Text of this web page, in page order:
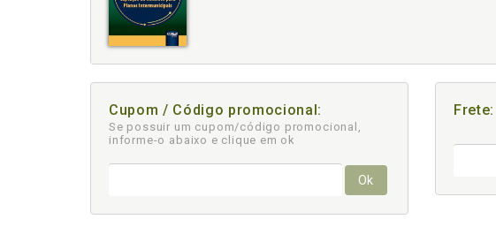
Cupom / Código promocional:
Se possuir um cupom/código promocional,
informe-o abaixo e clique em ok
Ok
Frete: